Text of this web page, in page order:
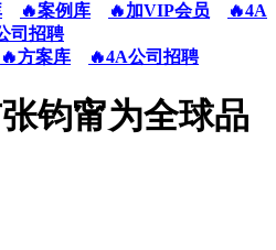
🔥案例库 🔥加VIP会员
🔥4A
司招聘
🔥方案库 🔥4A公司招聘
钧甯为全球品